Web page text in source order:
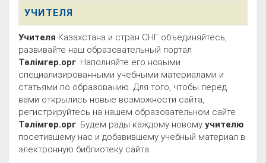
УЧИТЕЛЯ
Учителя Казахстана и стран СНГ объединяйтесь,
развивайте наш образовательный портал
Тәлімгер.орг. Наполняйте его новыми
специализированными учебными материалами и
статьями по образованию. Для того, чтобы перед
вами открылись новые возможности сайта,
регистрируйтесь на нашем образовательном сайте
Тәлімгер.орг. Будем рады каждому новому учителю
посетившему нас и добавившему учебный материал в
электронную библиотеку сайта.